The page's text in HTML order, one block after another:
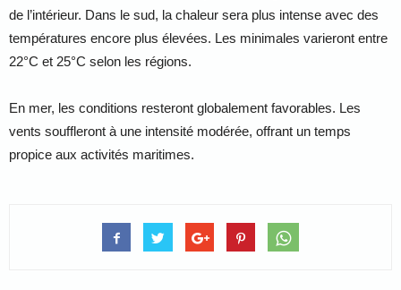
de l’intérieur. Dans le sud, la chaleur sera plus intense avec des
températures encore plus élevées. Les minimales varieront entre
22°C et 25°C selon les régions.
En mer, les conditions resteront globalement favorables. Les
vents souffleront à une intensité modérée, offrant un temps
propice aux activités maritimes.